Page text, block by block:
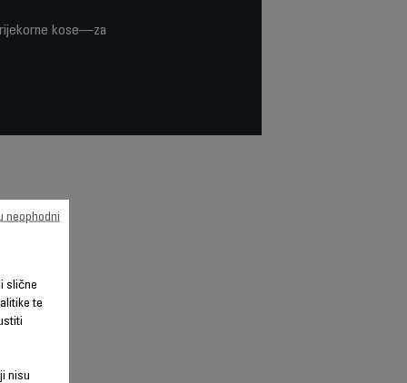
kose—za
slične
te
nisu
neophodni